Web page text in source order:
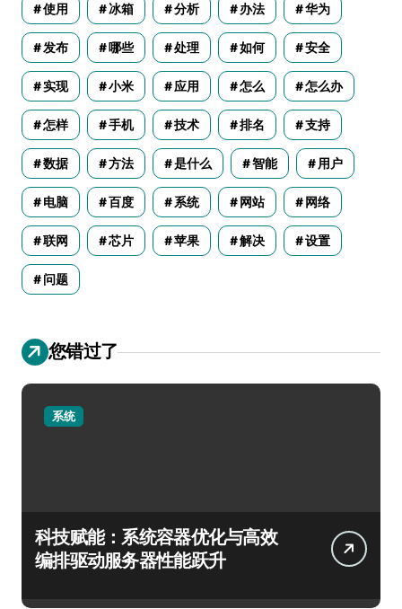
使用 冰箱 分析 办法 华为
发布 哪些 处理 如何 安全
实现 小米 应用 怎么 怎么办
怎样 手机 技术 排名 支持
数据 方法 是什么 智能 用户
电脑 百度 系统 网站 网络
联网 芯片 苹果 解决 设置
问题
您错过了
系统
科技赋能：系统容器优化与高效
编排驱动服务器性能跃升